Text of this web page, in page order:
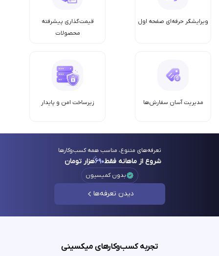
ویرایشگر حرفه‌ای صفحه اول
قیمت‌گذاری پیشرفته
محصولات
مدیریت آسان سفارش‌ها زیرساخت امن‌ و پایدار
تعرفه‌های متنوع، مناسب همه کسب‌وکارها
شروع از ماهانه فقط۶۹۰هزار تومان
بدون کمیسیون
دیدن تعرفه‌ها
تجربه کسب‌وکارهای میکسینی